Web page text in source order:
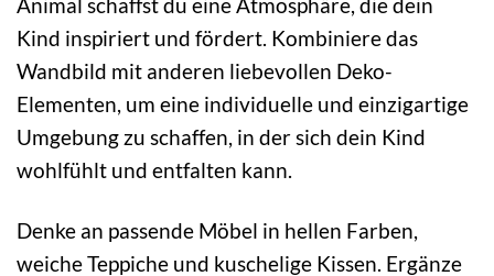
Animal schaffst du eine Atmosphäre, die dein
Kind inspiriert und fördert. Kombiniere das
Wandbild mit anderen liebevollen Deko-
Elementen, um eine individuelle und einzigartige
Umgebung zu schaffen, in der sich dein Kind
wohlfühlt und entfalten kann.
Denke an passende Möbel in hellen Farben,
weiche Teppiche und kuschelige Kissen. Ergänze